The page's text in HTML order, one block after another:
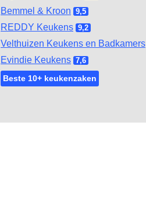
Bemmel & Kroon 9,5
REDDY Keukens 9,2
Velthuizen Keukens en Badkamers
Evindie Keukens 7,6
Beste 10+ keukenzaken